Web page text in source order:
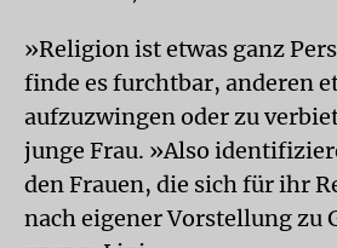
»Religion ist etwas ganz
finde es furchtbar, anderen
aufzuzwingen oder zu
junge Frau. »Also
den Frauen, die sich für ihr
nach eigener Vorstellung zu